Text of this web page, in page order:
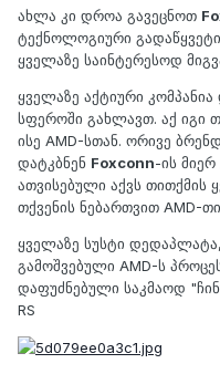
ახლა კი დროა გავეცნოთ
ტექნოლოგიური
ყველაზე საინტერესოდ
ყველაზე აქტიური
სფეროში გახლავთ. აქ იგი
ისე AMD-სთან. ორივე
დატკბნენ Foxconn-ის
ათვისებული აქვს
თქვენის ნებართვით AMD-
ყველაზე სუსტი დედაპლატა,
გამოშვებული AMD-ს
დაფუძნებული საკმაოდ
RS